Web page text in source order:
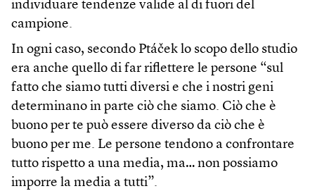
individuare tendenze valide al di fuori del
campione.
In ogni caso, secondo Ptáček lo scopo dello studio
era anche quello di far riflettere le persone “sul
fatto che siamo tutti diversi e che i nostri geni
determinano in parte ciò che siamo. Ciò che è
buono per te può essere diverso da ciò che è
buono per me. Le persone tendono a confrontare
tutto rispetto a una media, ma… non possiamo
imporre la media a tutti”.